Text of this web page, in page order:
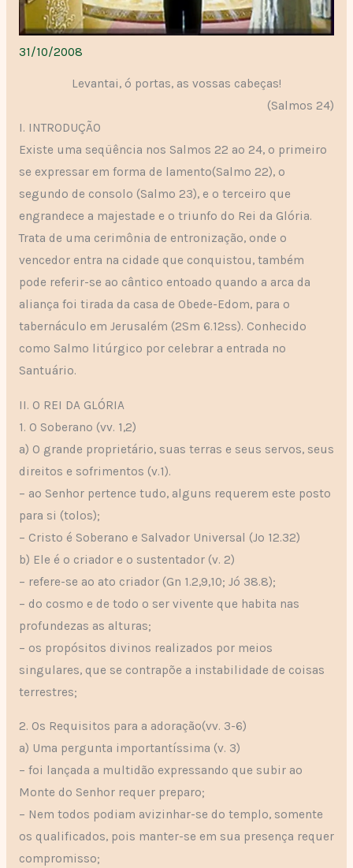
31/10/2008
Levantai, ó portas, as vossas cabeças!
(Salmos 24)
I. INTRODUÇÃO
Existe uma seqüência nos Salmos 22 ao 24, o primeiro
se expressar em forma de lamento(Salmo 22), o
segundo de consolo (Salmo 23), e o terceiro que
engrandece a majestade e o triunfo do Rei da Glória.
Trata de uma cerimônia de entronização, onde o
vencedor entra na cidade que conquistou, também
pode referir-se ao cântico entoado quando a arca da
aliança foi tirada da casa de Obede-Edom, para o
tabernáculo em Jerusalém (2Sm 6.12ss). Conhecido
como Salmo litúrgico por celebrar a entrada no
Santuário.
II. O REI DA GLÓRIA
1. O Soberano (vv. 1,2)
a) O grande proprietário, suas terras e seus servos, seus
direitos e sofrimentos (v.1).
– ao Senhor pertence tudo, alguns requerem este posto
para si (tolos);
– Cristo é Soberano e Salvador Universal (Jo 12.32)
b) Ele é o criador e o sustentador (v. 2)
– refere-se ao ato criador (Gn 1.2,9,10; Jó 38.8);
– do cosmo e de todo o ser vivente que habita nas
profundezas as alturas;
– os propósitos divinos realizados por meios
singulares, que se contrapõe a instabilidade de coisas
terrestres;
2. Os Requisitos para a adoração(vv. 3-6)
a) Uma pergunta importantíssima (v. 3)
– foi lançada a multidão expressando que subir ao
Monte do Senhor requer preparo;
– Nem todos podiam avizinhar-se do templo, somente
os qualificados, pois manter-se em sua presença requer
compromisso;